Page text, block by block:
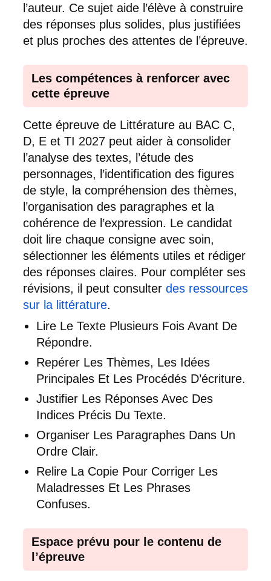
l’auteur. Ce sujet aide l’élève à construire
des réponses plus solides, plus justifiées
et plus proches des attentes de l’épreuve.
Les compétences à renforcer avec
cette épreuve
Cette épreuve de Littérature au BAC C,
D, E et TI 2027 peut aider à consolider
l’analyse des textes, l’étude des
personnages, l’identification des figures
de style, la compréhension des thèmes,
l’organisation des paragraphes et la
cohérence de l’expression. Le candidat
doit lire chaque consigne avec soin,
sélectionner les éléments utiles et rédiger
des réponses claires. Pour compléter ses
révisions, il peut consulter des ressources
sur la littérature.
Lire Le Texte Plusieurs Fois Avant De
Répondre.
Repérer Les Thèmes, Les Idées
Principales Et Les Procédés D’écriture.
Justifier Les Réponses Avec Des
Indices Précis Du Texte.
Organiser Les Paragraphes Dans Un
Ordre Clair.
Relire La Copie Pour Corriger Les
Maladresses Et Les Phrases
Confuses.
Espace prévu pour le contenu de
l’épreuve